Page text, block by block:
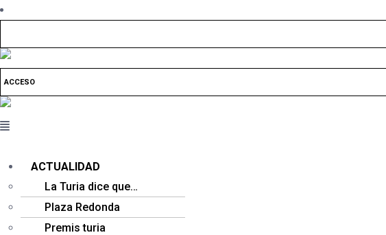
ACCESO
ACTUALIDAD
La Turia dice que…
Plaza Redonda
Premis turia